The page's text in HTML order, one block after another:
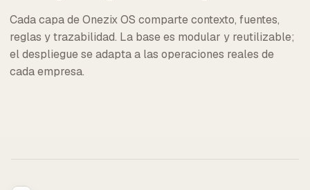
Cada capa de Onezix OS comparte contexto, fuentes,
reglas y trazabilidad. La base es modular y reutilizable;
el despliegue se adapta a las operaciones reales de
cada empresa.